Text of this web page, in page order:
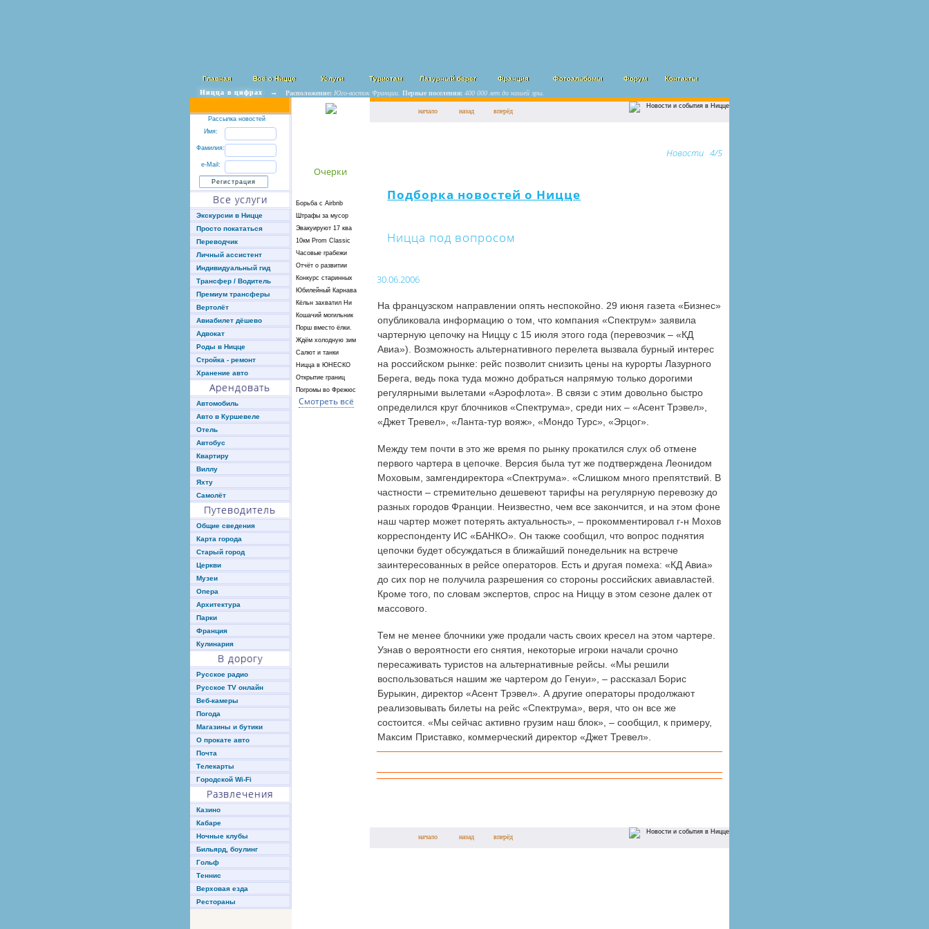
Ницца в цифрах → Расположение: Юго-восток Франции. Первые поселения: 400 000 лет до нашей эры.
Рассылка новостей
Имя:
Фамилия:
e-Mail:
Все услуги
Экскурсии в Ницце
Просто покататься
Переводчик
Личный ассистент
Индивидуальный гид
Трансфер / Водитель
Премиум трансферы
Вертолёт
Авиабилет дёшево
Адвокат
Роды в Ницце
Стройка - ремонт
Хранение авто
Арендовать
Автомобиль
Авто в Куршевеле
Отель
Автобус
Квартиру
Виллу
Яхту
Самолёт
Путеводитель
Общие сведения
Карта города
Старый город
Церкви
Музеи
Опера
Архитектура
Парки
Франция
Кулинария
В дорогу
Русское радио
Русское TV онлайн
Веб-камеры
Погода
Магазины и бутики
О прокате авто
Почта
Телекарты
Городской Wi-Fi
Развлечения
Казино
Кабаре
Ночные клубы
Бильярд, боулинг
Гольф
Теннис
Верховая езда
Рестораны
Очерки
Борьба с Airbnb
Штрафы за мусор
Эвакуируют 17 ква
10км Prom Classic
Часовые грабежи
Отчёт о развитии
Конкурс старинных
Юбилейный Карнава
Кёльн захватил Ни
Кошачий могильник
Порш вместо ёлки.
Ждём холодную зим
Салют и танки
Ницца в ЮНЕСКО
Открытие границ
Погромы во Фрежюс
Смотреть всё
начало назад вперёд
Новости 4/5
Подборка новостей о Ницце
Ницца под вопросом
30.06.2006
На французском направлении опять неспокойно. 29 июня газета «Бизнес»
опубликовала информацию о том, что компания «Спектрум» заявила
чартерную цепочку на Ниццу с 15 июля этого года (перевозчик – «КД
Авиа»). Возможность альтернативного перелета вызвала бурный интерес
на российском рынке: рейс позволит снизить цены на курорты Лазурного
Берега, ведь пока туда можно добраться напрямую только дорогими
регулярными вылетами «Аэрофлота». В связи с этим довольно быстро
определился круг блочников «Спектрума», среди них – «Асент Трэвел»,
«Джет Тревел», «Ланта-тур вояж», «Мондо Турс», «Эрцог».
Между тем почти в это же время по рынку прокатился слух об отмене
первого чартера в цепочке. Версия была тут же подтверждена Леонидом
Моховым, замгендиректора «Спектрума». «Слишком много препятствий. В
частности – стремительно дешевеют тарифы на регулярную перевозку до
разных городов Франции. Неизвестно, чем все закончится, и на этом фоне
наш чартер может потерять актуальность», – прокомментировал г-н Мохов
корреспонденту ИС «БАНКО». Он также сообщил, что вопрос поднятия
цепочки будет обсуждаться в ближайший понедельник на встрече
заинтересованных в рейсе операторов. Есть и другая помеха: «КД Авиа»
до сих пор не получила разрешения со стороны российских авиавластей.
Кроме того, по словам экспертов, спрос на Ниццу в этом сезоне далек от
массового.
Тем не менее блочники уже продали часть своих кресел на этом чартере.
Узнав о вероятности его снятия, некоторые игроки начали срочно
пересаживать туристов на альтернативные рейсы. «Мы решили
воспользоваться нашим же чартером до Генуи», – рассказал Борис
Бурыкин, директор «Асент Трэвел». А другие операторы продолжают
реализовывать билеты на рейс «Спектрума», веря, что он все же
состоится. «Мы сейчас активно грузим наш блок», – сообщил, к примеру,
Максим Приставко, коммерческий директор «Джет Тревел».
начало назад вперёд
Главная Всё о Ницце Услуги Туристам Лазурный берег Франция Фотоальбомы Форум Контакты